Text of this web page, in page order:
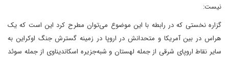
نیست:
گزاره نخستی که در رابطه با این موضوع می‌توان مطرح کرد این است که یک
هراس در بین آمریکا و متحدانش در اروپا در زمینه گسترش جنگ اوکراین به
سایر نقاط اروپای شرقی از جمله لهستان و شبه‌جزیره اسکاندیناوی از جمله سوئد